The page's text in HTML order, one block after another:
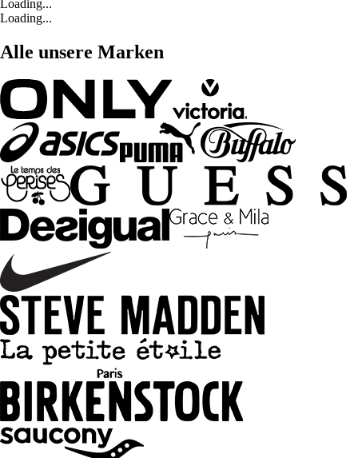
Loading...
Loading...
Alle unsere Marken